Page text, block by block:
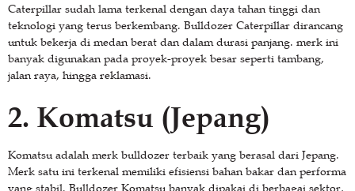
Caterpillar sudah lama terkenal dengan daya tahan tinggi dan
teknologi yang terus berkembang. Bulldozer Caterpillar dirancang
untuk bekerja di medan berat dan dalam durasi panjang. merk ini
banyak digunakan pada proyek-proyek besar seperti tambang,
jalan raya, hingga reklamasi.
2. Komatsu (Jepang)
Komatsu adalah merk bulldozer terbaik yang berasal dari Jepang.
Merk satu ini terkenal memiliki efisiensi bahan bakar dan performa
yang stabil. Bulldozer Komatsu banyak dipakai di berbagai sektor,